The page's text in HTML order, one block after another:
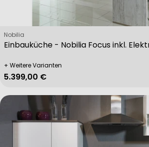
Einbauküche - Nobilia Focus inkl.
Verkäufer:
Nobilia
+ Weitere Varianten
Regulärer Preis
5.399,00 €